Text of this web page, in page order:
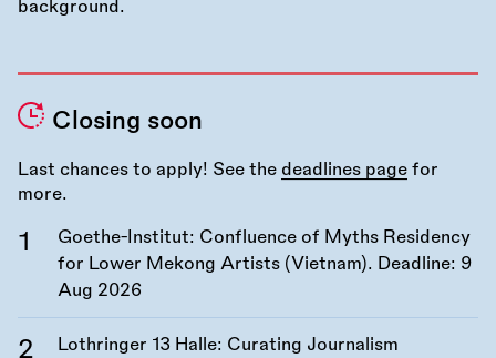
Closing soon
Last chances to apply! See the deadlines page for
more.
Goethe-Institut: Confluence of Myths Residency
for Lower Mekong Artists (Vietnam). Deadline: 9
Aug 2026
Lothringer 13 Halle: Curating Journalism